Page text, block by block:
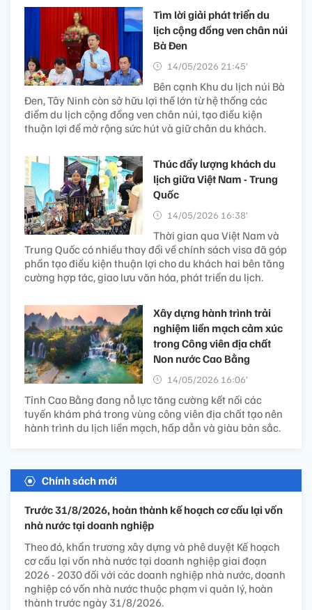
Tìm lời giải phát triển du
lịch cộng đồng ven chân núi
Bà Đen
14/05/2026 21:45’
Bên cạnh Khu du lịch núi Bà
Đen, Tây Ninh còn sở hữu lợi thế lớn từ hệ thống các
điểm du lịch cộng đồng ven chân núi, tạo điều kiện
thuận lợi để mở rộng sức hút và giữ chân du khách.
Thúc đẩy lượng khách du
lịch giữa Việt Nam - Trung
Quốc
14/05/2026 16:38’
Thời gian qua Việt Nam và
Trung Quốc có nhiều thay đổi về chính sách visa đã góp
phần tạo điều kiện thuận lợi cho du khách hai bên tăng
cường hợp tác, giao lưu văn hóa, phát triển du lịch.
Xây dựng hành trình trải
nghiệm liền mạch cảm xúc
trong Công viên địa chất
Non nước Cao Bằng
14/05/2026 16:06’
Tỉnh Cao Bằng đang nỗ lực tăng cường kết nối các
tuyến khám phá trong vùng công viên địa chất tạo nên
hành trình du lịch liền mạch, hấp dẫn và giàu bản sắc.
Chính sách mới
Trước 31/8/2026, hoàn thành kế hoạch cơ cấu lại vốn
nhà nước tại doanh nghiệp
Theo đó, khẩn trương xây dựng và phê duyệt Kế hoạch
cơ cấu lại vốn nhà nước tại doanh nghiệp giai đoạn
2026 - 2030 đối với các doanh nghiệp nhà nước, doanh
nghiệp có vốn nhà nước thuộc phạm vi quản lý, hoàn
thành trước ngày 31/8/2026.